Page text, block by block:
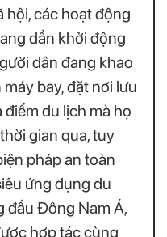
hội, các hoạt động
dần khởi động
dân đang khao
bay, đặt nơi lưu
du lịch mà họ
gian qua, tuy
pháp an toàn
ứng dụng du
đầu Đông Nam Á,
hợp tác cùng